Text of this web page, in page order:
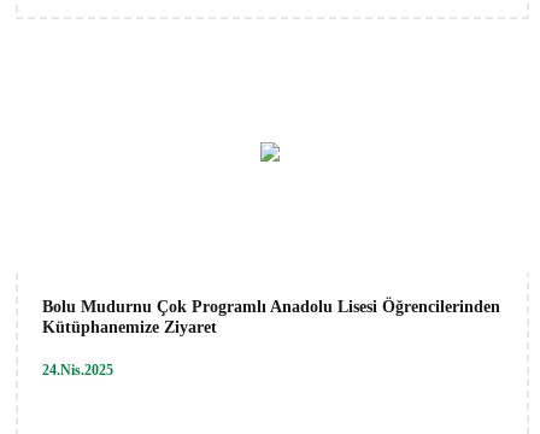
Bolu Mudurnu Çok Programlı Anadolu Lisesi Öğrencilerinden
Kütüphanemize Ziyaret
24.Nis.2025